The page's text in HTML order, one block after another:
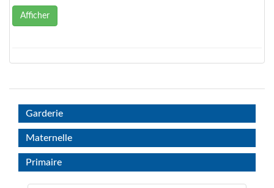
Afficher
Garderie
Maternelle
Primaire